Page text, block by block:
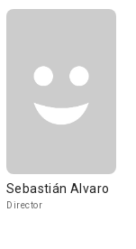
Sebastián Alvaro
Director